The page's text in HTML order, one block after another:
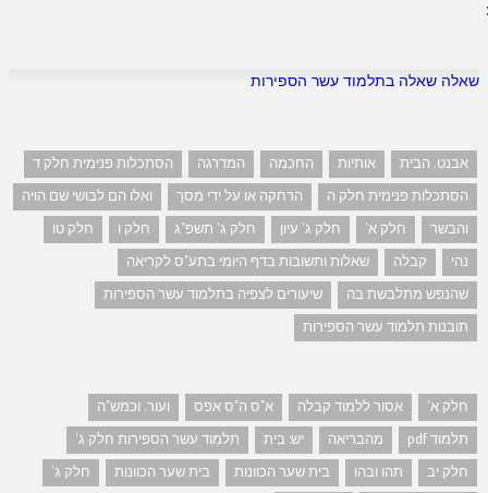
שאלה שאלה בתלמוד עשר הספירות
אבנט. הבית אותיות החכמה המדרגה
הסתכלות פנימית חלק ד
הסתכלות פנימית חלק ה
הרחקה או על ידי מסך
ואלו הם לבושי שם הויה
והבשר
חלק א' חלק ג' עיון חלק ג' תשפ"ג חלק ו
חלק טו
נהי
קבלה
שאלות ותשובות בדף היומי בתע"ס לקריאה
שהנפש מתלבשת בה
שיעורים לצפיה בתלמוד עשר הספירות
תובנות תלמוד עשר הספירות
חלק א' אסור ללמוד קבלה א"ס ה"ס אפס
ועור. וכמש"ה
תלמוד pdf
מהבריאה יש: בית
תלמוד עשר הספירות חלק ג'
חלק יב
תהו ובהו בית שער הכוונות בית שער הכוונות
חלק ג'